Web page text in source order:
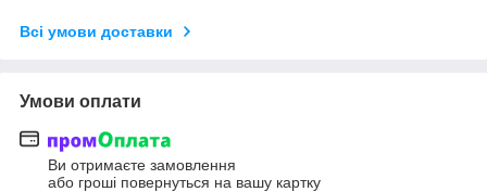
Всі умови доставки
Умови оплати
Ви отримаєте замовлення
або гроші повернуться на вашу картку